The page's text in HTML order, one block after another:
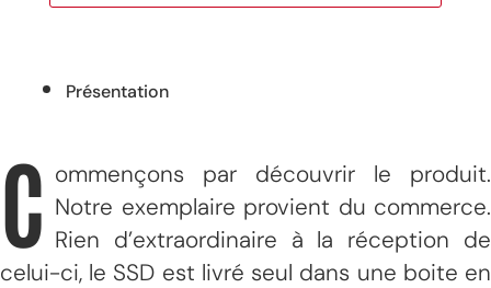
Présentation
C ommençons par découvrir le produit.
Notre exemplaire provient du commerce.
Rien d’extraordinaire à la réception de
celui-ci, le SSD est livré seul dans une boite en